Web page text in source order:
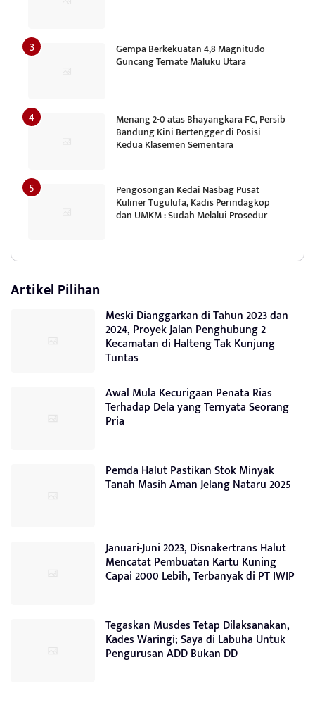
Gempa Berkekuatan 4,8 Magnitudo
Guncang Ternate Maluku Utara
Menang 2-0 atas Bhayangkara FC, Persib
Bandung Kini Bertengger di Posisi
Kedua Klasemen Sementara
Pengosongan Kedai Nasbag Pusat
Kuliner Tugulufa, Kadis Perindagkop
dan UMKM : Sudah Melalui Prosedur
Artikel Pilihan
Meski Dianggarkan di Tahun 2023 dan
2024, Proyek Jalan Penghubung 2
Kecamatan di Halteng Tak Kunjung
Tuntas
Awal Mula Kecurigaan Penata Rias
Terhadap Dela yang Ternyata Seorang
Pria
Pemda Halut Pastikan Stok Minyak
Tanah Masih Aman Jelang Nataru 2025
Januari-Juni 2023, Disnakertrans Halut
Mencatat Pembuatan Kartu Kuning
Capai 2000 Lebih, Terbanyak di PT IWIP
Tegaskan Musdes Tetap Dilaksanakan,
Kades Waringi; Saya di Labuha Untuk
Pengurusan ADD Bukan DD